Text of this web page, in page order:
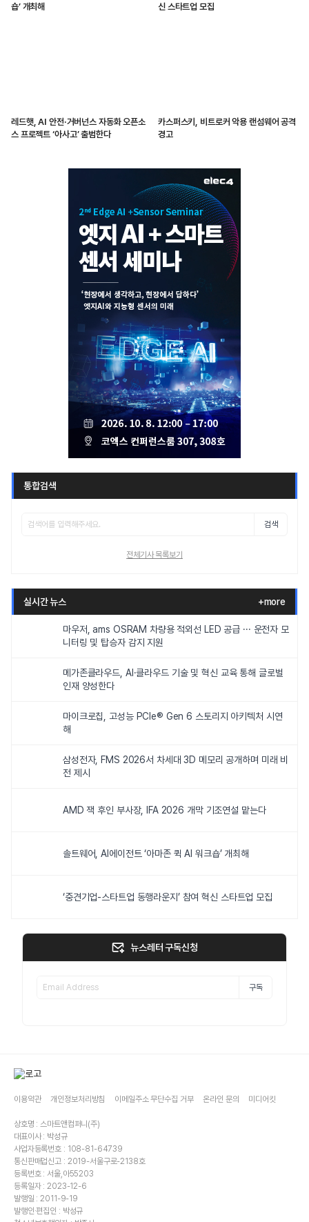
숍’ 개최해
신 스타트업 모집
레드햇, AI 안전·거버넌스 자동화 오픈소
스 프로젝트 ‘아사고’ 출범한다
카스퍼스키, 비트로커 악용 랜섬웨어 공격
경고
통합검색
검색
전체기사 목록보기
실시간 뉴스 +more
마우저, ams OSRAM 차량용 적외선 LED 공급 ··· 운전자 모
니터링 및 탑승자 감지 지원
메가존클라우드, AI·클라우드 기술 및 혁신 교육 통해 글로벌
인재 양성한다
마이크로칩, 고성능 PCIe® Gen 6 스토리지 아키텍처 시연
해
삼성전자, FMS 2026서 차세대 3D 메모리 공개하며 미래 비
전 제시
AMD 잭 후인 부사장, IFA 2026 개막 기조연설 맡는다
솔트웨어, AI에이전트 ‘아마존 퀵 AI 워크숍’ 개최해
‘중견기업-스타트업 동행라운지’ 참여 혁신 스타트업 모집
뉴스레터 구독신청
구독
이용약관 개인정보처리방침 이메일주소 무단수집 거부 온라인 문의 미디어킷
상호명 : 스마트앤컴퍼니(주)
대표이사 : 박성규
사업자등록번호 : 108-81-64739
통신판매업신고 : 2019-서울구로-2138호
등록번호 : 서울,아55203
등록일자 : 2023-12-6
발행일 : 2011-9-19
발행인·편집인 : 박성규